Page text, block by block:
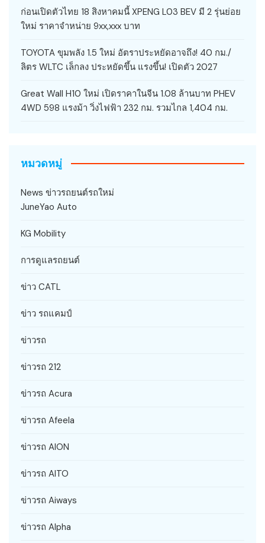
ก่อนเปิดตัวไทย 18 สิงหาคมนี้ XPENG L03 BEV มี 2 รุ่นย่อย
ใหม่ ราคาจำหน่าย 9xx,xxx บาท
TOYOTA ขุมพลัง 1.5 ใหม่ อัตราประหยัดอาจถึง! 40 กม./
ลิตร WLTC เล็กลง ประหยัดขึ้น แรงขึ้น! เปิดตัว 2027
Great Wall H10 ใหม่ เปิดราคาในจีน 1.08 ล้านบาท PHEV
4WD 598 แรงม้า วิ่งไฟฟ้า 232 กม. รวมไกล 1,404 กม.
หมวดหมู่
News ข่าวรถยนต์รถใหม่
JuneYao Auto
KG Mobility
การดูแลรถยนต์
ข่าว CATL
ข่าว รถแคมป์
ข่าวรถ
ข่าวรถ 212
ข่าวรถ Acura
ข่าวรถ Afeela
ข่าวรถ AION
ข่าวรถ AITO
ข่าวรถ Aiways
ข่าวรถ Alpha